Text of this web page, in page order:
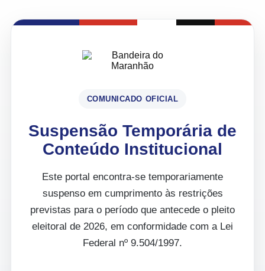
COMUNICADO OFICIAL
Suspensão Temporária de
Conteúdo Institucional
Este portal encontra-se temporariamente
suspenso em cumprimento às restrições
previstas para o período que antecede o pleito
eleitoral de 2026, em conformidade com a Lei
Federal nº 9.504/1997.